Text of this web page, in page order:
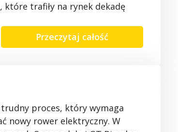
, które trafiły na rynek dekadę
Przeczytaj całość
proces, który wymaga
nowy rower elektryczny. W